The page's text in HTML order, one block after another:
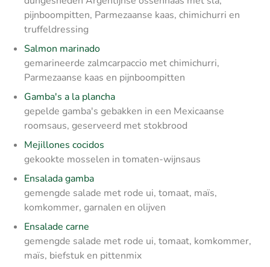
pijnboompitten, Parmezaanse kaas, chimichurri en
truffeldressing
Salmon marinado
gemarineerde zalmcarpaccio met chimichurri,
Parmezaanse kaas en pijnboompitten
Gamba's a la plancha
gepelde gamba's gebakken in een Mexicaanse
roomsaus, geserveerd met stokbrood
Mejillones cocidos
gekookte mosselen in tomaten-wijnsaus
Ensalada gamba
gemengde salade met rode ui, tomaat, maïs,
komkommer, garnalen en olijven
Ensalade carne
gemengde salade met rode ui, tomaat, komkommer,
maïs, biefstuk en pittenmix